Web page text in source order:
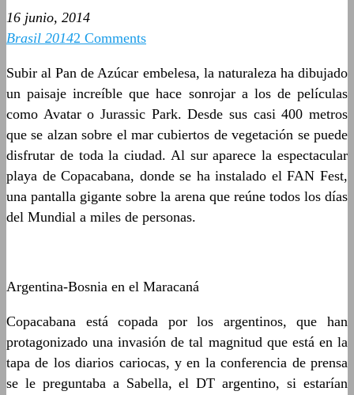
16 junio, 2014
Brasil 20142 Comments
Subir al Pan de Azúcar embelesa, la naturaleza ha dibujado
un paisaje increíble que hace sonrojar a los de películas
como Avatar o Jurassic Park. Desde sus casi 400 metros
que se alzan sobre el mar cubiertos de vegetación se puede
disfrutar de toda la ciudad. Al sur aparece la espectacular
playa de Copacabana, donde se ha instalado el FAN Fest,
una pantalla gigante sobre la arena que reúne todos los días
del Mundial a miles de personas.
Argentina-Bosnia en el Maracaná
Copacabana está copada por los argentinos, que han
protagonizado una invasión de tal magnitud que está en la
tapa de los diarios cariocas, y en la conferencia de prensa
se le preguntaba a Sabella, el DT argentino, si estarían